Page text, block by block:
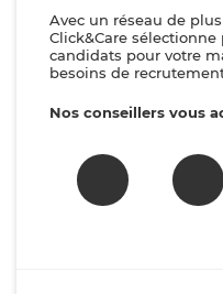
Avec un réseau de
Click&Care
candidats pour votre
besoins de
Nos conseillers vous